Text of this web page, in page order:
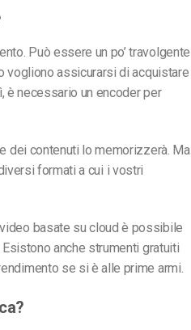
Può essere un po’ travolgente
vogliono assicurarsi di acquistare
è necessario un encoder per
dei contenuti lo memorizzerà. Ma
formati a cui i vostri
basate su cloud è possibile
anche strumenti gratuiti
se si è alle prime armi.